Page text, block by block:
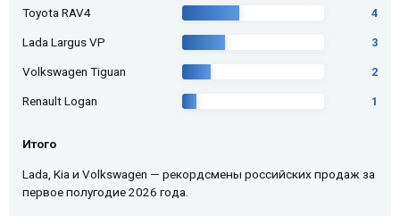
Toyota RAV4 4
Lada Largus VP 3
Volkswagen Tiguan 2
Renault Logan 1
Итого
Lada, Kia и Volkswagen — рекордсмены российских продаж за
первое полугодие 2026 года.